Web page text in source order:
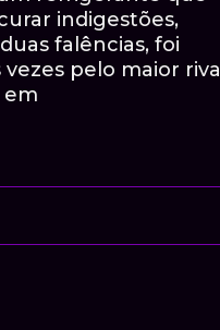
indigestões,
falências, foi
pelo maior rival
em